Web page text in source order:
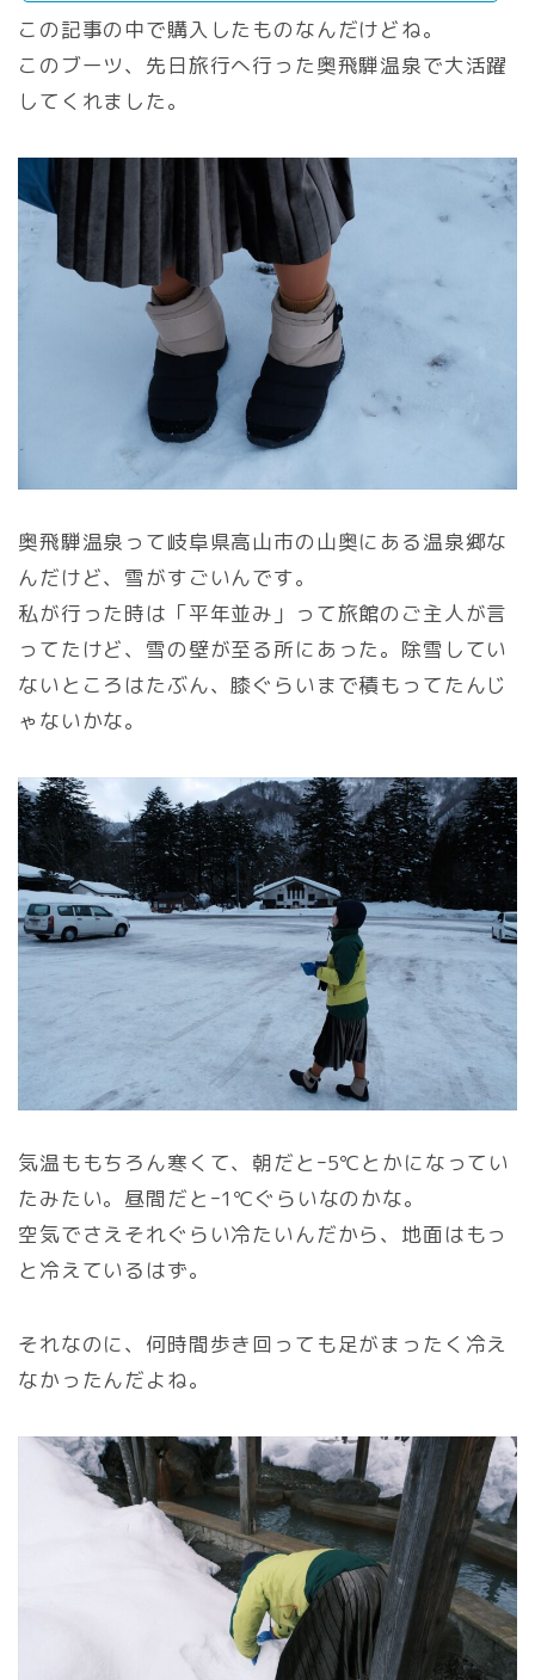
この記事の中で購入したものなんだけどね。
このブーツ、先日旅行へ行った奥飛騨温泉で大活躍
してくれました。
奥飛騨温泉って岐阜県高山市の山奥にある温泉郷な
んだけど、雪がすごいんです。
私が行った時は「平年並み」って旅館のご主人が言
ってたけど、雪の壁が至る所にあった。除雪してい
ないところはたぶん、膝ぐらいまで積もってたんじ
ゃないかな。
気温ももちろん寒くて、朝だとｰ5℃とかになってい
たみたい。昼間だとｰ1℃ぐらいなのかな。
空気でさえそれぐらい冷たいんだから、地面はもっ
と冷えているはず。
それなのに、何時間歩き回っても足がまったく冷え
なかったんだよね。